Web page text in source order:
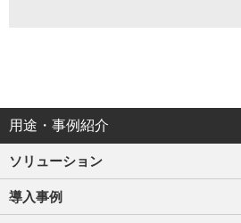
は
こ
ら
か
用途・事例紹介
ソリューション
導入事例